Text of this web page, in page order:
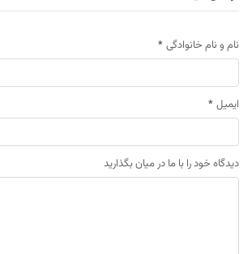
نام و نام خانوادگی *
ایمیل *
دیدگاه خود را با ما در میان بگذارید